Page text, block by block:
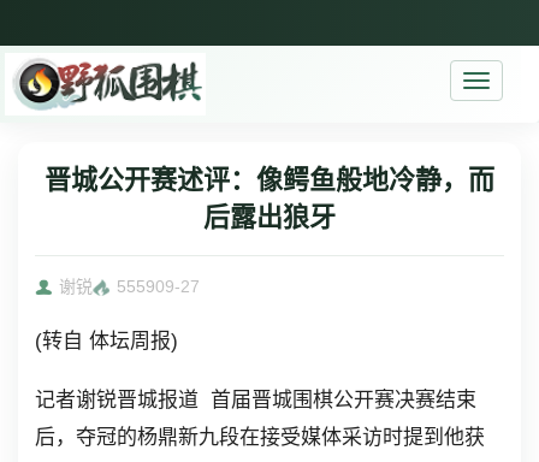
Toggle
晋城公开赛述评：像鳄鱼般地冷静，而
后露出狼牙
谢锐 555909-27
(转自 体坛周报)
记者谢锐晋城报道 首届晋城围棋公开赛决赛结束
后，夺冠的杨鼎新九段在接受媒体采访时提到他获